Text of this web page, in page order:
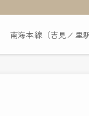
南海本線（吉見ノ里